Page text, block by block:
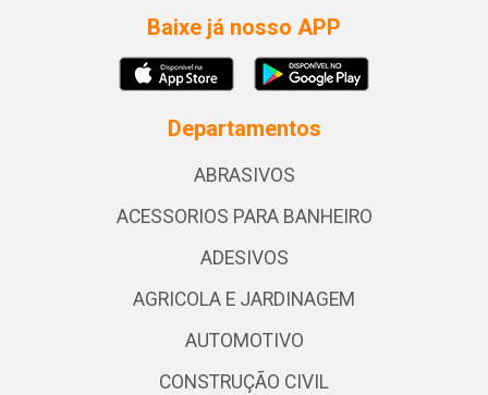
Baixe já nosso APP
Departamentos
ABRASIVOS
ACESSORIOS PARA BANHEIRO
ADESIVOS
AGRICOLA E JARDINAGEM
AUTOMOTIVO
CONSTRUÇÃO CIVIL